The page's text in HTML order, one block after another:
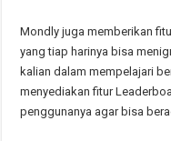
Mondly juga memberikan
yang tiap harinya bisa
kalian dalam mempelajari
menyediakan fitur
penggunanya agar bisa